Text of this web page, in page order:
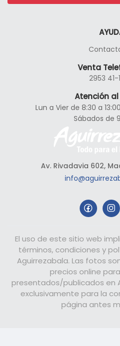
Venta
2953 41-
Atención
Lun a Vier de 8:30 a
Sábados de
Av. Rivadavia 602,
El uso de este sitio web
términos, condiciones y
Aguirrezabala. Las fotos
precios online
presentados/publicados en
exclusivamente para la
página antes